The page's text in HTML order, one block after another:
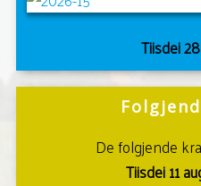
Tiisdei
De folgjende
Tiisdei 11